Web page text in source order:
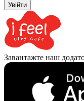
Увійти
Завантажте наш